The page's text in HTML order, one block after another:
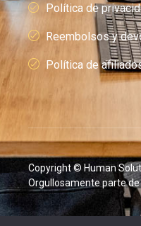
Política de
Reembolsos y
Política de
Copyright © Human
Orgullosamente parte de